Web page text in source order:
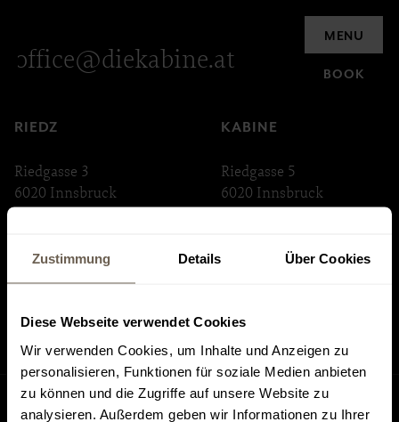
Zustimmung Details Über Cookies
Diese Webseite verwendet Cookies
Wir verwenden Cookies, um Inhalte und Anzeigen zu
personalisieren, Funktionen für soziale Medien anbieten
zu können und die Zugriffe auf unsere Website zu
analysieren. Außerdem geben wir Informationen zu Ihrer
MENU
BOOK
office@diekabine.at
RIEDZ
Riedgasse 3
6020 Innsbruck
KABINE
Riedgasse 5
6020 Innsbruck
ABSTEIGE
6020 Innsbruck
INNSTRASSE 33
6020 Innsbruck